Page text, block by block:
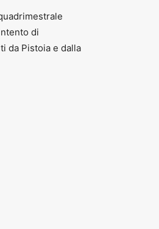
di
da Pistoia e dalla